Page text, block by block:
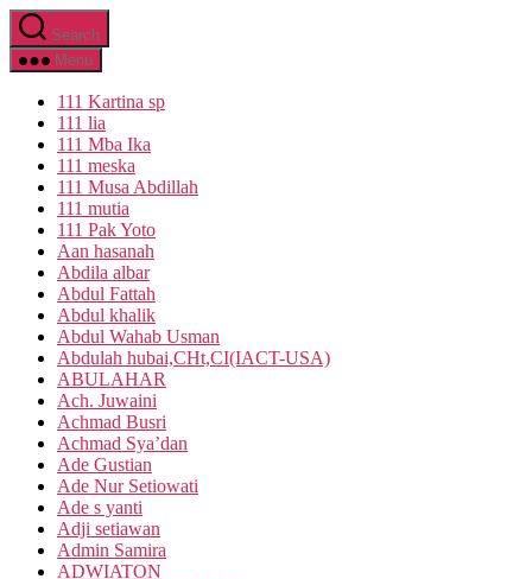
Skip
to
the
Search
Menu
111 Kartina sp
111 lia
111 Mba Ika
111 meska
111 Musa Abdillah
111 mutia
111 Pak Yoto
Aan hasanah
Abdila albar
Abdul Fattah
Abdul khalik
Abdul Wahab Usman
Abdulah hubai,CHt,CI(IACT-USA)
ABULAHAR
Ach. Juwaini
Achmad Busri
Achmad Sya’dan
Ade Gustian
Ade Nur Setiowati
Ade s yanti
Adji setiawan
Admin Samira
ADWIATON